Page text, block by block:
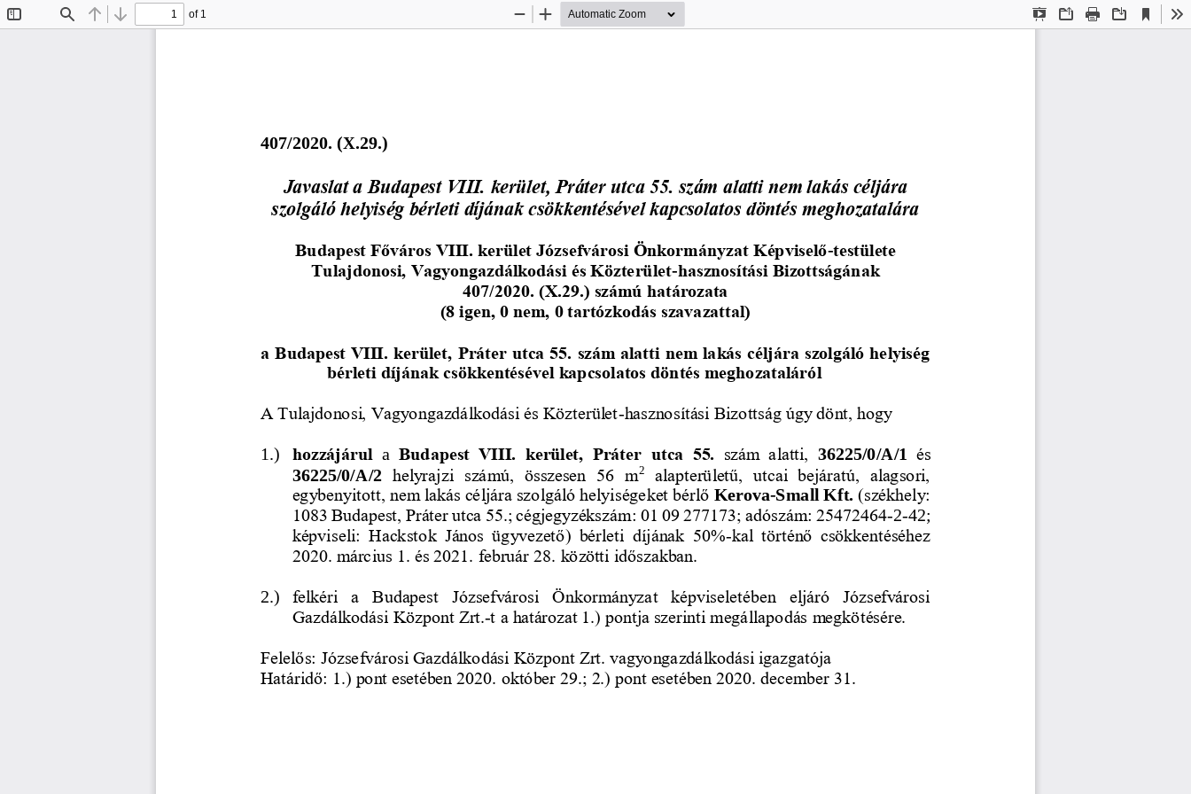
Find Previous
Next
of 1
Presentation
OpenPrint Download
Current
View
Zoom
Zoom
407/2020. (X.29.)
Javaslat a Budapest VIII. kerület, Práter utca 55. szám alatti nem lakás céljára
szolgáló helyiség bérleti díjának csökkentésével kapcsolatos döntés meghozatalára
Budapest Főváros VIII. kerület Józsefvárosi Önkormányzat Képviselő-testülete
Tulajdonosi, Vagyongazdálkodási és Közterület-hasznosítási Bizottságának
407/2020. (X.29.) számú határozata
(8 igen, 0 nem, 0 tartózkodás szavazattal)
a Budapest VIII. kerület, Práter utca 55. szám alatti nem lakás céljára szolgáló helyiség
bérleti díjának csökkentésével kapcsolatos döntés meghozataláról
A Tulajdonosi, Vagyongazdálkodási és Közterület-hasznosítási Bizottság úgy dönt, hogy
1.) hozzájárul a Budapest  VIII.  kerület, Práter  utca  55. szám  alatti, 36225/0/A/1
és
36225/0/A/2 helyrajzi  számú,  összesen  56  m2
alapterületű,  utcai  bejáratú,  alagsori,
egybenyitott, nem lakás céljára szolgáló helyiségeket bérlő Kerova-Small Kft. (székhely:
1083 Budapest, Práter utca 55.; cégjegyzékszám: 01 09 277173; adószám: 25472464-2-42;
képviseli:  Hackstok  János  ügyvezető)  bérleti  díjának  50%-kal  történő  csökkentéséhez
2020. március 1. és 2021. február 28. közötti időszakban.
2.) felkéri  a  Budapest  Józsefvárosi  Önkormányzat  képviseletében  eljáró  Józsefvárosi
Gazdálkodási Központ Zrt.-t a határozat 1.) pontja szerinti megállapodás megkötésére.
Felelős: Józsefvárosi Gazdálkodási Központ Zrt. vagyongazdálkodási igazgatója
Határidő: 1.) pont esetében 2020. október 29.; 2.) pont esetében 2020. december 31.